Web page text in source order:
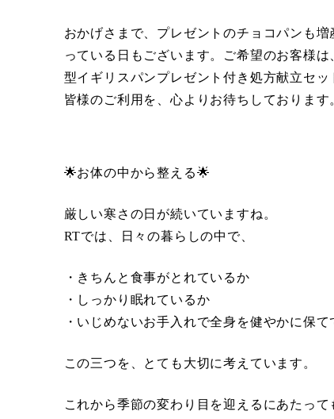
おかげさまで、プレゼントのチョコパンも
っている日もございます。ご希望のお客様
型イギリスパンプレゼント付き処方献立セ
皆様のご利用を、心よりお待ちしております
🌟お体の中から整える🌟
厳しい寒さの日が続いていますね。
RTでは、日々の暮らしの中で、
・きちんと食事がとれているか
・しっかり眠れているか
・いじめないお手入れで全身を健やかに保て
この三つを、とても大切に考えています。
これから季節の変わり目を迎えるにあたっ